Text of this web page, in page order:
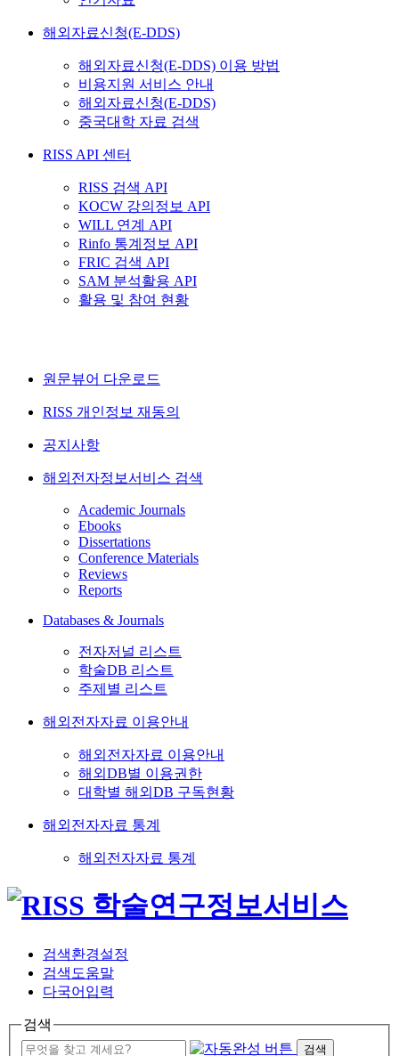
해외자료신청(E-DDS)
해외자료신청(E-DDS) 이용 방법
비용지원 서비스 안내
해외자료신청(E-DDS)
중국대학 자료 검색
RISS API 센터
RISS 검색 API
KOCW 강의정보 API
WILL 연계 API
Rinfo 통계정보 API
FRIC 검색 API
SAM 분석활용 API
활용 및 참여 현황
원문뷰어 다운로드
RISS 개인정보 재동의
공지사항
해외전자정보서비스 검색
Academic Journals
Ebooks
Dissertations
Conference Materials
Reviews
Reports
Databases & Journals
전자저널 리스트
학술DB 리스트
주제별 리스트
해외전자자료 이용안내
해외전자자료 이용안내
해외DB별 이용권한
대학별 해외DB 구독현황
해외전자자료 통계
해외전자자료 통계
검색환경설정
검색도움말
다국어입력
검색
검색